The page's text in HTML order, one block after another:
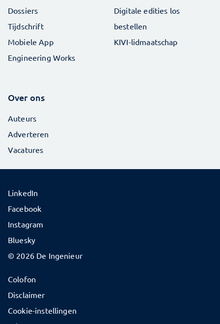
Dossiers
Tijdschrift
Mobiele App
Engineering Works
Digitale edities los
bestellen
KIVI-lidmaatschap
Over ons
Auteurs
Adverteren
Vacatures
© 2026 De Ingenieur
Colofon
Disclaimer
Cookie-instellingen
LinkedIn
Facebook
Instagram
Bluesky